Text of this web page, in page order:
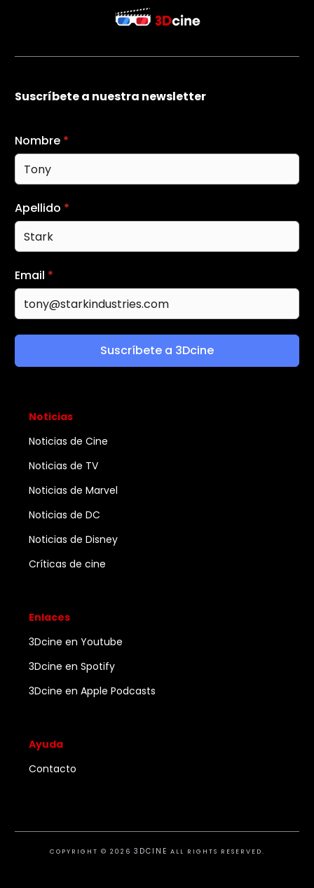
Suscríbete a nuestra newsletter
Nombre *
Apellido *
Email *
Suscríbete a 3Dcine
Noticias
Noticias de Cine
Noticias de TV
Noticias de Marvel
Noticias de DC
Noticias de Disney
Críticas de cine
Enlaces
3Dcine en Youtube
3Dcine en Spotify
3Dcine en Apple Podcasts
Ayuda
Contacto
COPYRIGHT © 2026 3DCINE ALL RIGHTS RESERVED.